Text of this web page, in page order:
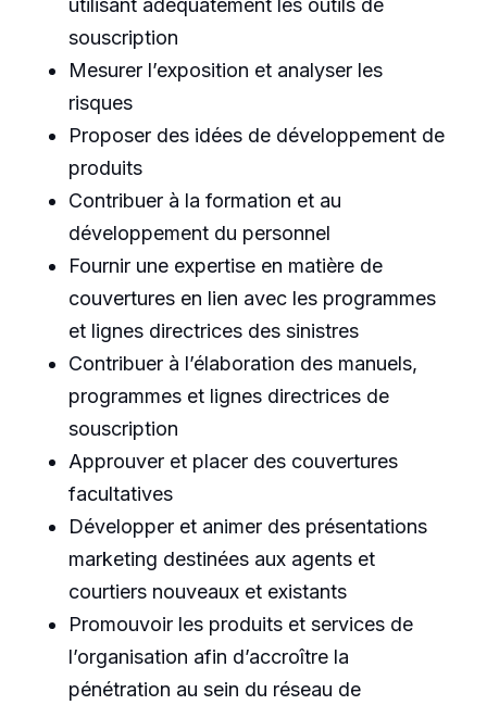
souscription
Mesurer l’exposition et analyser les
risques
Proposer des idées de développement de
produits
Contribuer à la formation et au
développement du personnel
Fournir une expertise en matière de
couvertures en lien avec les programmes
et lignes directrices des sinistres
Contribuer à l’élaboration des manuels,
programmes et lignes directrices de
souscription
Approuver et placer des couvertures
facultatives
Développer et animer des présentations
marketing destinées aux agents et
courtiers nouveaux et existants
Promouvoir les produits et services de
l’organisation afin d’accroître la
pénétration au sein du réseau de